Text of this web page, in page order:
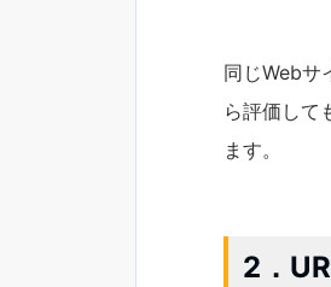
同じWebサ
ら評価して
ます。
2．